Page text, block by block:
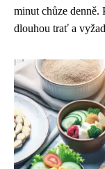
minut chůze denně.
dlouhou trať a